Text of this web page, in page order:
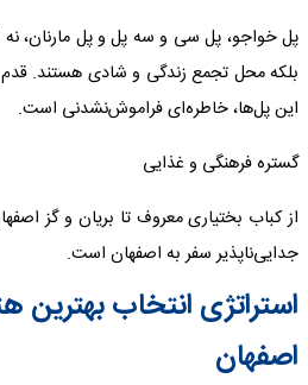
پل خواجو، پل سی و سه پل و پل مارنان، نه
بلکه محل تجمع زندگی و شادی هستند. قدم
این پل‌ها، خاطره‌ای فراموش‌نشدنی است.
گستره فرهنگی و غذایی
از کباب بختیاری معروف تا بریان و گز
جدایی‌ناپذیر سفر به اصفهان است.
استراتژی انتخاب بهترین
اصفهان